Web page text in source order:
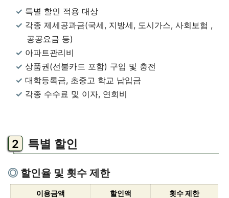
특별 할인 적용 대상
각종 제세공과금(국세, 지방세, 도시가스, 사회보험 ,
공공요금 등)
아파트관리비
상품권(선불카드 포함) 구입 및 충전
대학등록금, 초중고 학교 납입금
각종 수수료 및 이자, 연회비
특별 할인
할인율 및 횟수 제한
이용금액 할인액
횟수 제한